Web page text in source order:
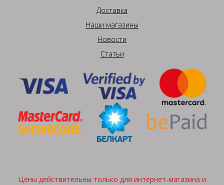
Доставка
Наши магазины
Новости
Статьи
Цены действительны только для интернет-магазина и